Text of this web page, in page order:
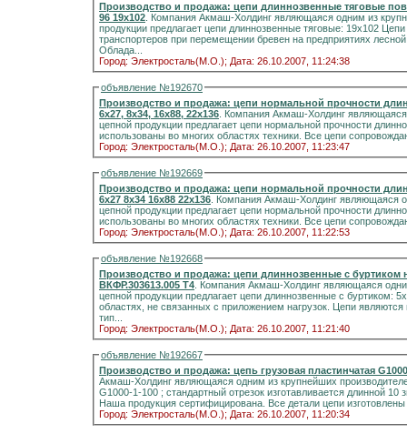
Производство и продажа: цепи длиннозвенные тяговые
96 19х102 . Компания Акмаш-Холдинг являющаяся одним из
продукции предлагает цепи длиннозвенные тяговые: 19х102 Цепи используются для работы в тяговых органах
транспортеров при перемещении бревен на предприятиях
Облада...
Город: Электросталь(М.О.); Дата: 26.10.2007, 11:24:38
объявление №192670
Производство и продажа: цепи нормальной прочности
6х27, 8х34, 16х88, 22х136 . Компания Акмаш-Холдинг
цепной продукции предлагает цепи нормальной прочности
использованы во многих областях техники. Все цепи
Город: Электросталь(М.О.); Дата: 26.10.2007, 11:23:47
объявление №192669
Производство и продажа: цепи нормальной прочности
6х27 8х34 16х88 22х136 . Компания Акмаш-Холдинг являющаяся
цепной продукции предлагает цепи нормальной прочности длиннозвенные: 6х27 8х34 16х88
использованы во многих областях техники. Все цепи
Город: Электросталь(М.О.); Дата: 26.10.2007, 11:22:53
объявление №192668
Производство и продажа: цепи длиннозвенные с буртиком не
ВКФР.303613.005 Т4 . Компания Акмаш-Холдинг являющаяся
цепной продукции предлагает цепи длиннозвенные с буртиком: 5х35 6х36 7х42 8х42 9х45 Цепи
областях, не связанных с приложением нагрузок. Цепи
тип...
Город: Электросталь(М.О.); Дата: 26.10.2007, 11:21:40
объявление №192667
Производство и продажа: цепь грузовая пластинчатая
Акмаш-Холдинг являющаяся одним из крупнейших
G1000-1-100 ; стандартный отрезок изготавливается длинной 10
Наша продукция сертифицирована. Все детали цепи
Город: Электросталь(М.О.); Дата: 26.10.2007, 11:20:34